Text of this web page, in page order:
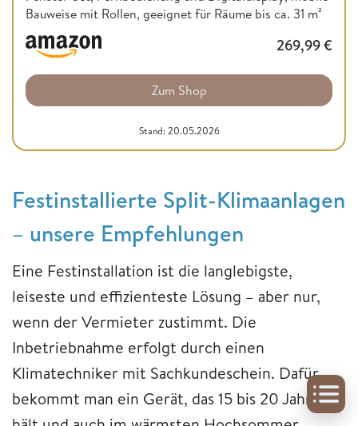
Bauweise mit Rollen, geeignet für Räume bis ca. 31 m²
269,99€
Zum Shop
Stand: 20.05.2026
Festinstallierte Split-Klimaanlagen
– unsere Empfehlungen
Eine Festinstallation ist die langlebigste,
leiseste und effizienteste Lösung – aber nur,
wenn der Vermieter zustimmt. Die
Inbetriebnahme erfolgt durch einen
Klimatechniker mit Sachkundeschein. Dafür
bekommt man ein Gerät, das 15 bis 20 Jahre